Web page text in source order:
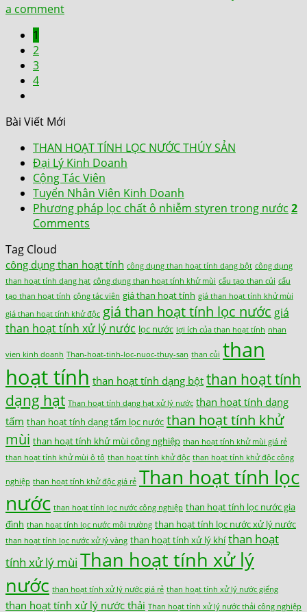
a comment
1
2
3
4
Bài Viết Mới
THAN HOẠT TÍNH LỌC NƯỚC THÚY SẢN
Đại Lý Kinh Doanh
Cộng Tác Viên
Tuyển Nhân Viên Kinh Doanh
Phương pháp lọc chất ô nhiễm styren trong nước 2
Comments
Tag Cloud
công dụng than hoạt tính công dụng than hoạt tính dạng bột công dụng
than hoạt tính dạng hạt công dụng than hoạt tính khử mùi cấu tạo than củi cấu
tạo than hoạt tính cộng tác viên giá than hoạt tính giá than hoạt tính khử mùi
giá than hoạt tính khử độc giá than hoạt tính lọc nước giá
than hoạt tính xử lý nước lọc nước lợi ích của than hoạt tính nhan
vien kinh doanh Than-hoat-tinh-loc-nuoc-thuy-san than củi than
hoạt tính than hoạt tính dạng bột than hoạt tính
dạng hạt Than hoạt tính dạng hạt xử lý nước than hoạt tính dạng
tấm than hoạt tính dạng tấm lọc nước than hoạt tính khử
mùi than hoạt tính khử mùi công nghiệp than hoạt tính khử mùi giá rẻ
than hoạt tính khử mùi ô tô than hoạt tính khử độc than hoạt tính khử độc công
nghiệp than hoạt tính khử độc giá rẻ Than hoạt tính lọc
nước than hoạt tính lọc nước công nghiệp than hoạt tính lọc nước gia
đình than hoạt tính lọc nước môi trường than hoạt tính lọc nước xử lý nước
than hoạt tính lọc nước xử lý vàng than hoạt tính xử lý khí than hoạt
tính xử lý mùi Than hoạt tính xử lý
nước than hoạt tính xử lý nước giá rẻ than hoạt tính xử lý nước giếng
than hoạt tính xử lý nước thải Than hoạt tính xử lý nước thải công nghiệp